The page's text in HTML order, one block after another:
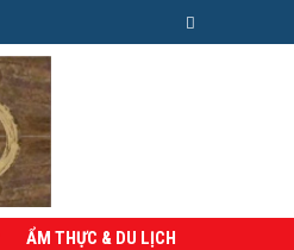
ẨM THỰC & DU LỊCH